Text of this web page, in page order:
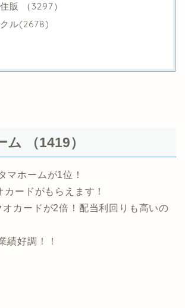
販 （3297）
ル(2678)
（1419）
マホームが1位！
ードがもらえます！
カードが2倍！配当利回りも高いの
績好調！！